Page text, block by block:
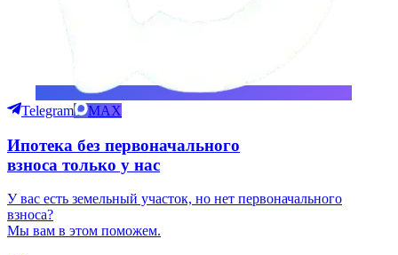
Telegram MAX
Ипотека без первоначального
взноса только у нас
У вас есть земельный участок, но нет первоначального
взноса?
Мы вам в этом поможем.